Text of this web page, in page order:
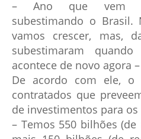
– Ano que vem
subestimando o
vamos crescer, mas,
subestimaram
acontece de novo agora
De acordo com ele,
contratados que
de investimentos para
– Temos 550 bilhões